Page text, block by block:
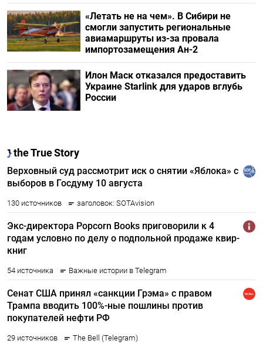
«Летать не на чем». В Сибири не
смогли запустить региональные
авиамаршруты из-за провала
импортозамещения Ан-2
Илон Маск отказался предоставить
Украине Starlink для ударов вглубь
России